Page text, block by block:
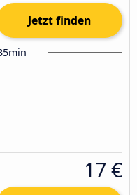
Jetzt finden
17 €